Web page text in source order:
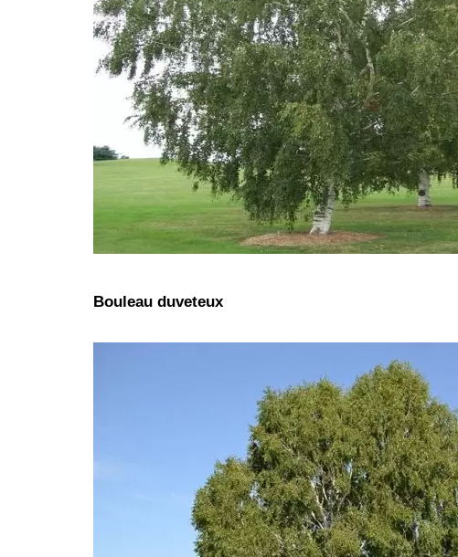
Bouleau duveteux